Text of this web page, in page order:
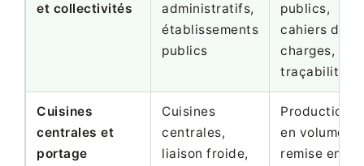
et collectivités
administratifs,
établissements
publics
publics,
cahiers des
charges,
traçabilité
Cuisines
centrales et
portage
Cuisines
centrales,
liaison froide,
Production
en volume,
remise en